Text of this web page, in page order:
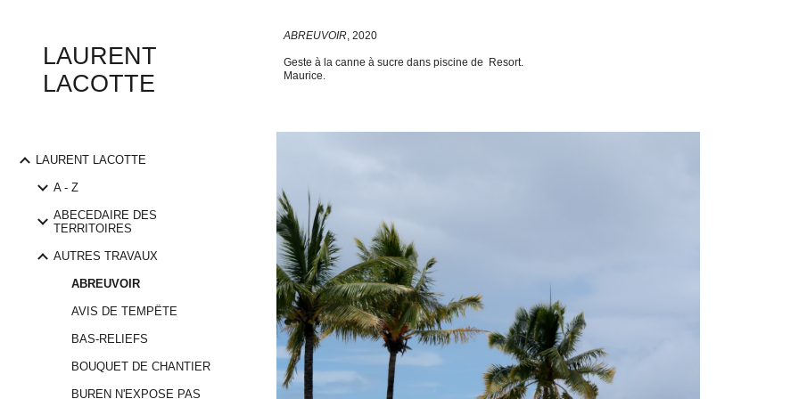
LAURENT
LACOTTE
LAURENT LACOTTE
A - Z
ABECEDAIRE DES
TERRITOIRES
AUTRES TRAVAUX
ABREUVOIR
AVIS DE TEMPÊTE
BAS-RELIEFS
BOUQUET DE CHANTIER
BUREN N'EXPOSE PAS
ABREUVOIR, 2020
Geste à la canne à sucre dans piscine de Resort.
Maurice.